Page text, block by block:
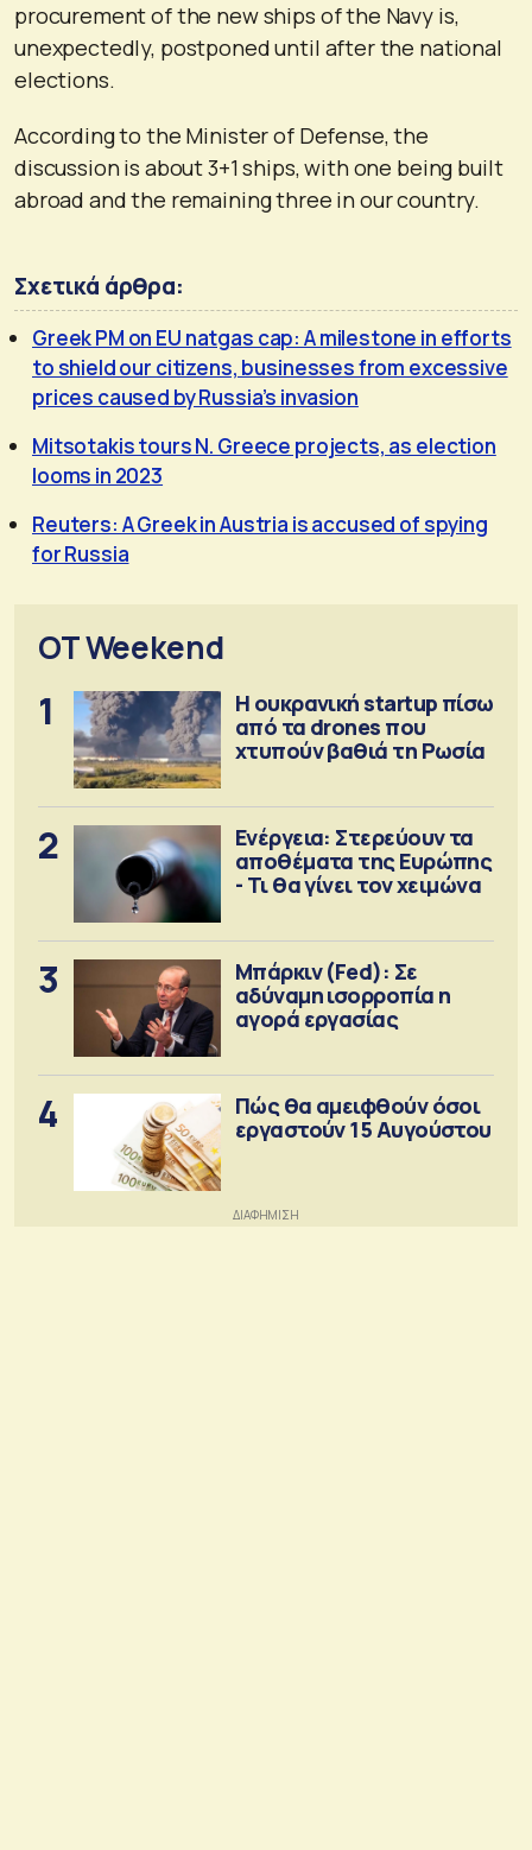
procurement of the new ships of the Navy is,
unexpectedly, postponed until after the national
elections.
According to the Minister of Defense, the
discussion is about 3+1 ships, with one being built
abroad and the remaining three in our country.
Σχετικά άρθρα:
Greek PM on EU natgas cap: A milestone in efforts
to shield our citizens, businesses from excessive
prices caused by Russia’s invasion
Mitsotakis tours N. Greece projects, as election
looms in 2023
Reuters: A Greek in Austria is accused of spying
for Russia
OT Weekend
1
Η ουκρανική startup πίσω
από τα drones που
χτυπούν βαθιά τη Ρωσία
2
Ενέργεια: Στερεύουν τα
αποθέματα της Ευρώπης
- Τι θα γίνει τον χειμώνα
3
Μπάρκιν (Fed): Σε
αδύναμη ισορροπία η
αγορά εργασίας
4
Πώς θα αμειφθούν όσοι
εργαστούν 15 Αυγούστου